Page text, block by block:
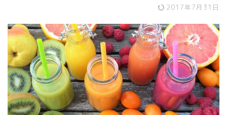
2017年7月31日